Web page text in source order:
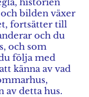
bilden växer
fortsätter till
och du
och som
följa med
känna av vad
av detta hus.